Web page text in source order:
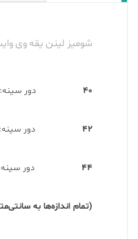
شومیز لینن یقه وی
۴۰ دور سینه: ۱± ۱۰۸ | قد آستین: ۱± ۷۴ | قد : ۱±
۴۲ دور سینه: ۱± ۱۱۲ | قد آستین: ۱± ۷۴ | قد :
۴۴ دور سینه: ۱± ۱۲۰ | قد آستین: ۱± ۷۶ | قد :
(تمام اندازه‌ها به